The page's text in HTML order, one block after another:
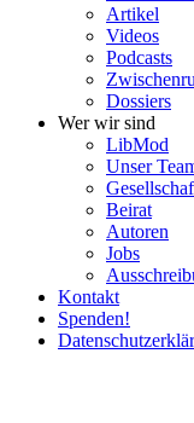
Artikel
Videos
Podcasts
Dossiers
Wer wir sind
LibMod
Unser
Beirat
Autoren
Jobs
Kontakt
Spenden!